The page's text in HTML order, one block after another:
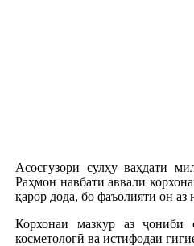
Асосгузори сулҳу ваҳдати
Раҳмон навбати аввали
қарор дода, бо фаъолияти он
Корхонаи мазкур аз ҷониби
косметологӣ ва истифодаи